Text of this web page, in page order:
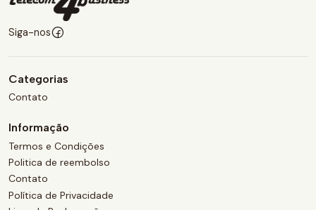
Siga-nos
Categorias
Contato
Informação
Termos e Condições
Politica de reembolso
Contato
Política de Privacidade